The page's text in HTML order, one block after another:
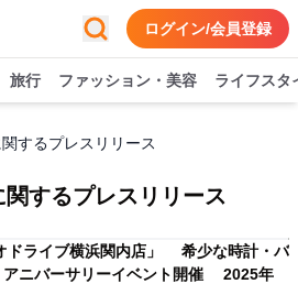
ログイン/会員登録
旅行 ファッション・美容 ライフスタ
するプレスリリース
関するプレスリリース
ドライブ横浜関内店」 希少な時計・バ
アニバーサリーイベント開催 2025年